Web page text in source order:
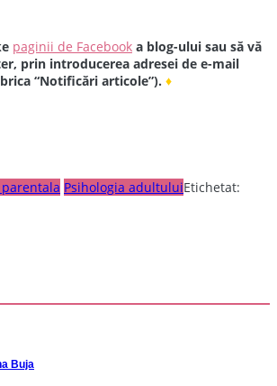
paginii de Facebook a blog-ului sau să vă
prin introducerea adresei de e-mail
“Notificări articole”). ♦
Psihologia adultuluiEtichetat:
Buja